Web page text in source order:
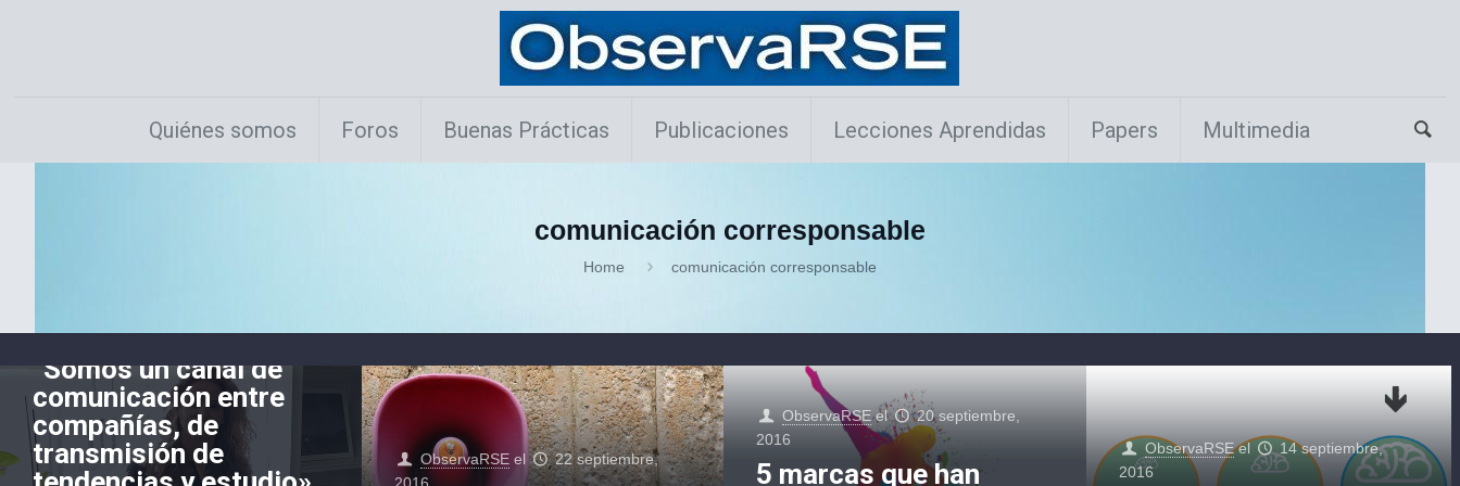
Quiénes somos Foros Buenas Prácticas Publicaciones Lecciones Aprendidas Papers Multimedia
comunicación corresponsable
Home comunicación corresponsable
ObservaRSE el 18 febrero, 2019
“Somos un canal de
comunicación entre
compañías, de
transmisión de
ObservaRSE el
22 septiembre,
ObservaRSE el
20 septiembre,
2016
5 marcas que han
ObservaRSE el
14 septiembre,
2016